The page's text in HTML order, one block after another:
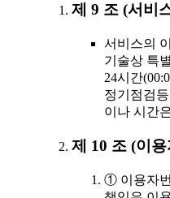
제 9 조 (서비
서비스의
기술상 특
24시간
정기점검
이나 시간
제 10 조 (이
① 이용자